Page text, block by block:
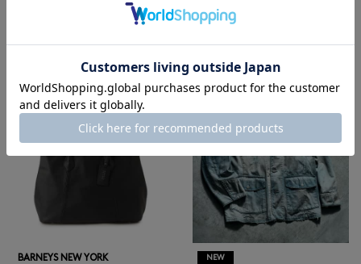
BARNEYS NEW YORK by ANC
BARNEYS NEW YORK
ロゴ入りPVC保冷トートバッ
¥6,600
BARNEYS NEW YORK
NEW